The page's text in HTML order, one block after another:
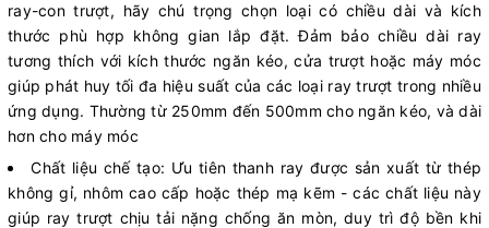
ray-con trượt, hãy chú trọng chọn loại có chiều dài và kích
thước phù hợp không gian lắp đặt. Đảm bảo chiều dài ray
tương thích với kích thước ngăn kéo, cửa trượt hoặc máy móc
giúp phát huy tối đa hiệu suất của các loại ray trượt trong nhiều
ứng dụng. Thường từ 250mm đến 500mm cho ngăn kéo, và dài
hơn cho máy móc
Chất liệu chế tạo: Ưu tiên thanh ray được sản xuất từ thép
không gỉ, nhôm cao cấp hoặc thép mạ kẽm - các chất liệu này
giúp ray trượt chịu tải nặng chống ăn mòn, duy trì độ bền khi